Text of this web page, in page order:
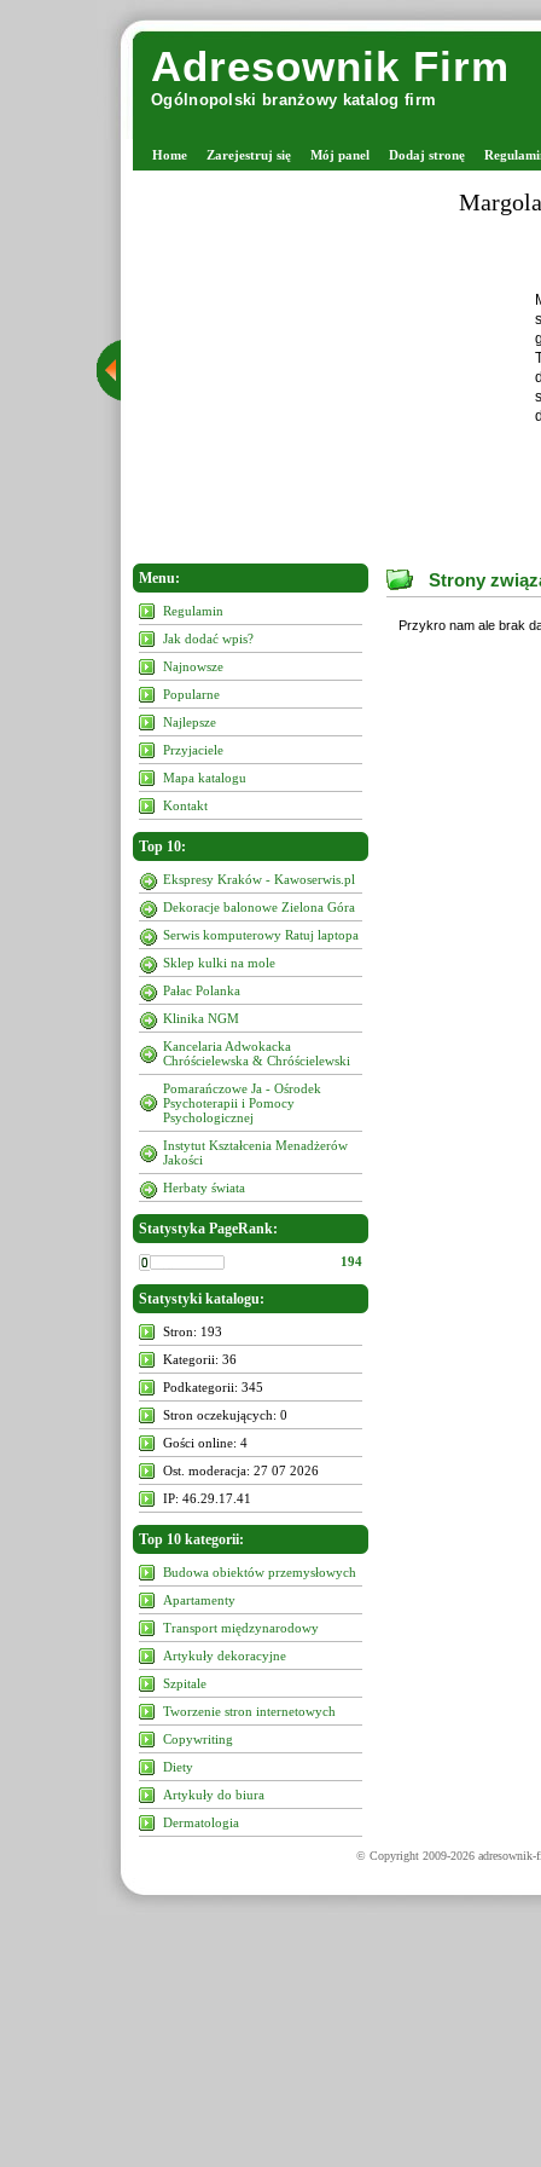
Adresownik Firm
Ogólnopolski branżowy katalog firm
Home Zarejestruj się Mój panel Dodaj stronę
Menu:
Regulamin
Jak dodać wpis?
Najnowsze
Popularne
Najlepsze
Przyjaciele
Mapa katalogu
Kontakt
Top 10:
Ekspresy Kraków - Kawoserwis.pl
Dekoracje balonowe Zielona Góra
Serwis komputerowy Ratuj laptopa
Sklep kulki na mole
Pałac Polanka
Klinika NGM
Kancelaria Adwokacka
Chróścielewska & Chróścielewski
Pomarańczowe Ja - Ośrodek
Psychoterapii i Pomocy
Psychologicznej
Instytut Kształcenia Menadżerów
Jakości
Herbaty świata
Statystyka PageRank:
194
Statystyki katalogu:
Stron: 193
Kategorii: 36
Podkategorii: 345
Stron oczekujących: 0
Gości online: 4
Ost. moderacja: 27 07 2026
IP: 46.29.17.41
Top 10 kategorii:
Budowa obiektów przemysłowych
Apartamenty
Transport międzynarodowy
Artykuły dekoracyjne
Szpitale
Tworzenie stron internetowych
Copywriting
Diety
Artykuły do biura
Dermatologia
Strony
Przykro nam ale brak
© Copyright 2009-2026